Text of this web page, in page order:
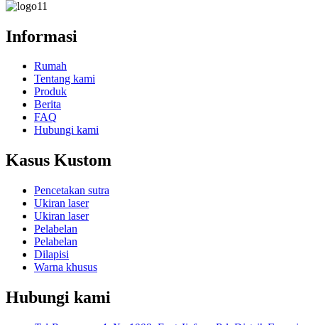
Informasi
Rumah
Tentang kami
Produk
Berita
FAQ
Hubungi kami
Kasus Kustom
Pencetakan sutra
Ukiran laser
Ukiran laser
Pelabelan
Pelabelan
Dilapisi
Warna khusus
Hubungi kami